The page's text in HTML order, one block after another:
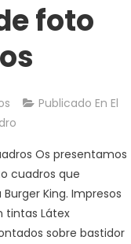
foto
Serie
Foto
Cuadros
Publicado En El
Os presentamos
cuadros que
King. Impresos
tintas Látex
sobre bastidor